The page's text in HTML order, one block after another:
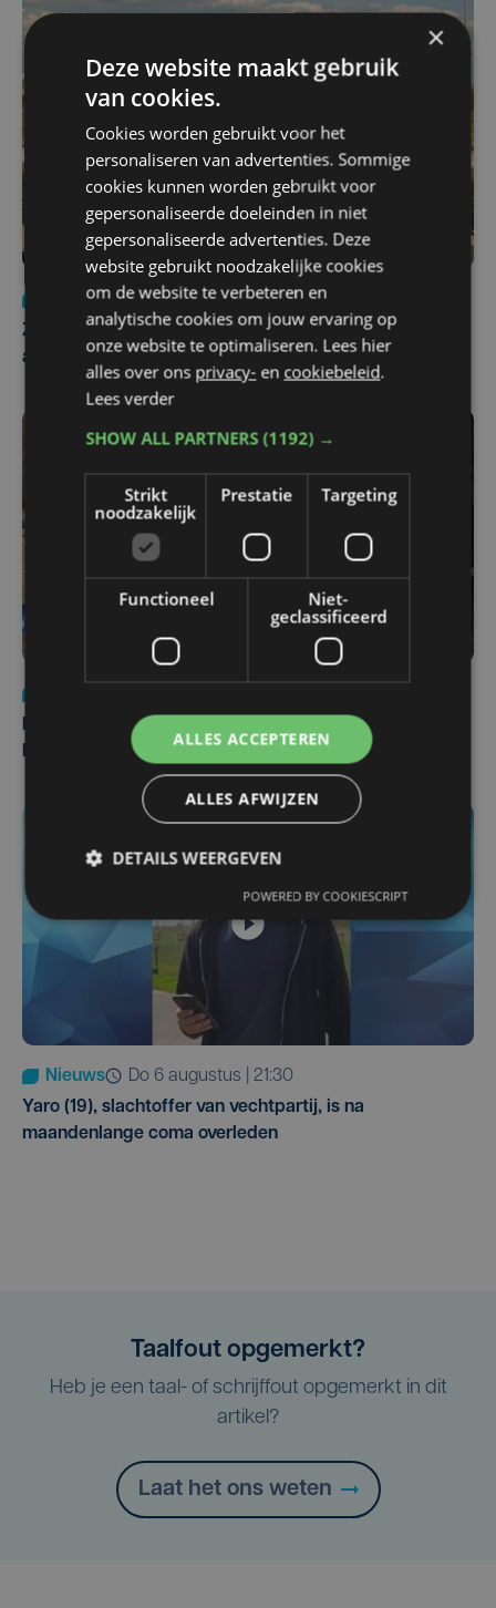
Nieuws Update
za 1 augustus | 17:21
Zwaar ongeval op E403 in Izegem: drie rijstroken
afgesloten
Man en vrouw dood aangetroffen in woning in Sint-
Pieters Brugge
Nieuws
do 6 augustus | 21:30
Yaro (19), slachtoffer van vechtpartij, is na
maandenlange coma overleden
Taalfout opgemerkt?
Heb je een taal- of schrijffout opgemerkt in dit
artikel?
Laat het ons weten
×
Deze website maakt gebruik
van cookies.
Cookies worden gebruikt voor het
personaliseren van advertenties. Sommige
cookies kunnen worden gebruikt voor
gepersonaliseerde doeleinden in niet
gepersonaliseerde advertenties. Deze
website gebruikt noodzakelijke cookies
om de website te verbeteren en
analytische cookies om jouw ervaring op
onze website te optimaliseren. Lees hier
alles over ons privacy- en cookiebeleid.
Lees verder
SHOW ALL PARTNERS(1192) →
Strikt
noodzakelijk
Prestatie Targeting
Functioneel
Niet-
geclassificeerd
ALLES ACCEPTEREN
ALLES AFWIJZEN
DETAILS WEERGEVEN
POWERED BY COOKIESCRIPT